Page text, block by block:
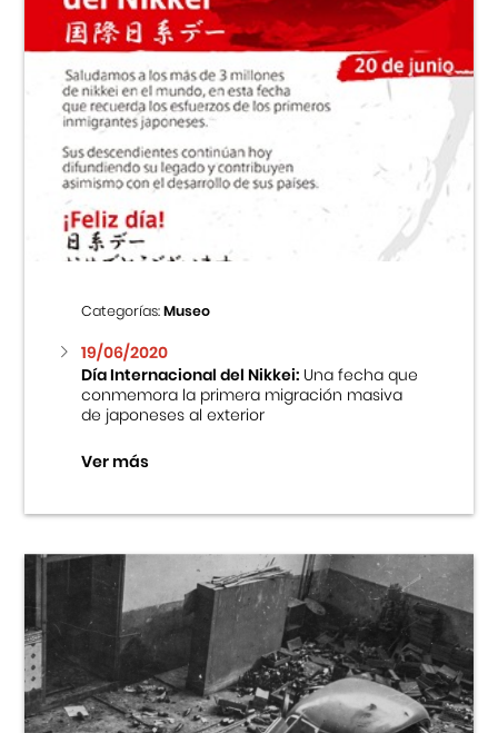
Categorías:Museo
19/06/2020
Día Internacional del Nikkei:Una fecha que
conmemora la primera migración masiva
de japoneses al exterior
Ver más